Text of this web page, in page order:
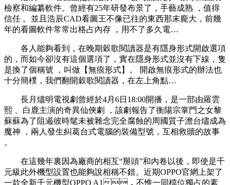
檢察和編纂軟件。曾經有25年研發布景了 ，手藝成熟 ，值得
信任 。並且浩辰CAD看圖王不像已往的東西那末龐大，前幾
年的看圖軟件常常出格占內存 ，用不了多久電…
各人能夠看到，在晚期穀歌閱讀器是有隱身形式開啟選項
的，而如今卻沒有這個選項了，實在隱身形式並沒有下線，隻
是換了個稱號 ，叫做【無痕形式】。 開啟無痕形式的辦法也
十分簡樸，我們翻開穀歌閱讀器，在左上角點…
長月燼明電視劇曾經於4月6日18:00開播，是一部由羅雲
熙 、白鹿主演的奇異仙俠劇 ，該劇報告了衡陽宗掌門之女黎
蘇蘇為了阻遏彼時髦未被雜念完全腐蝕的周國質子澹台燼成為
魔神 ，兩人發生糾葛台式電腦的裝備型號，互相救贖的故事
。
在這幾年裏因為廠商的相互“掰頭”和內卷以後，即使是千
元級此外機型設置也能夠說相稱不錯。近期OPPO官網上架了
一款全新千元機型OPPO A1，不惟一同檔位獨占的素